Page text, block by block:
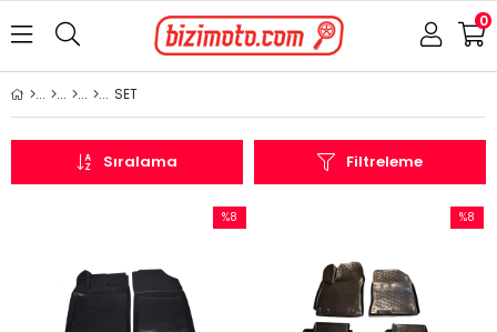
0
SET
Filtreleme
Sıralama
%8
%8